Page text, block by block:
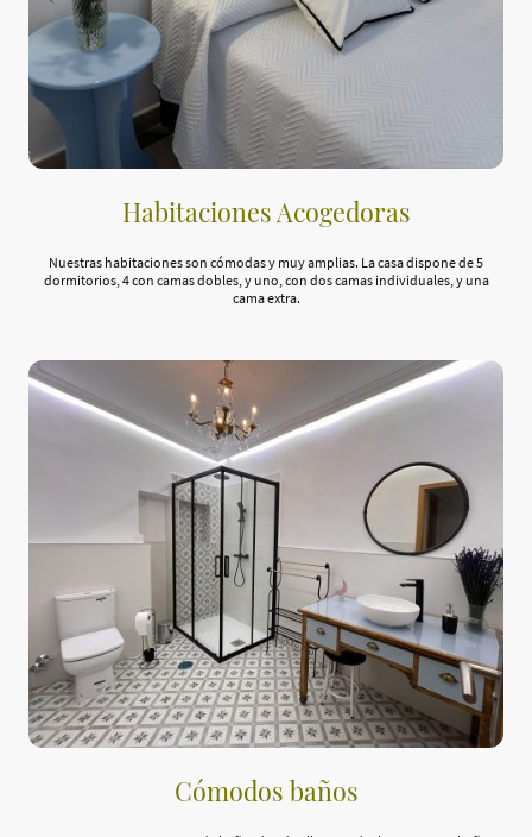
Habitaciones Acogedoras
Nuestras habitaciones son cómodas y muy amplias. La casa dispone de 5
dormitorios, 4 con camas dobles, y uno, con dos camas individuales, y una
cama extra.
Cómodos baños